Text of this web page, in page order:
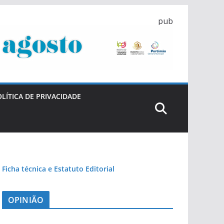
pub
DE PRIVACIDADE
Ficha técnica e Estatuto Editorial
OPINIÃO